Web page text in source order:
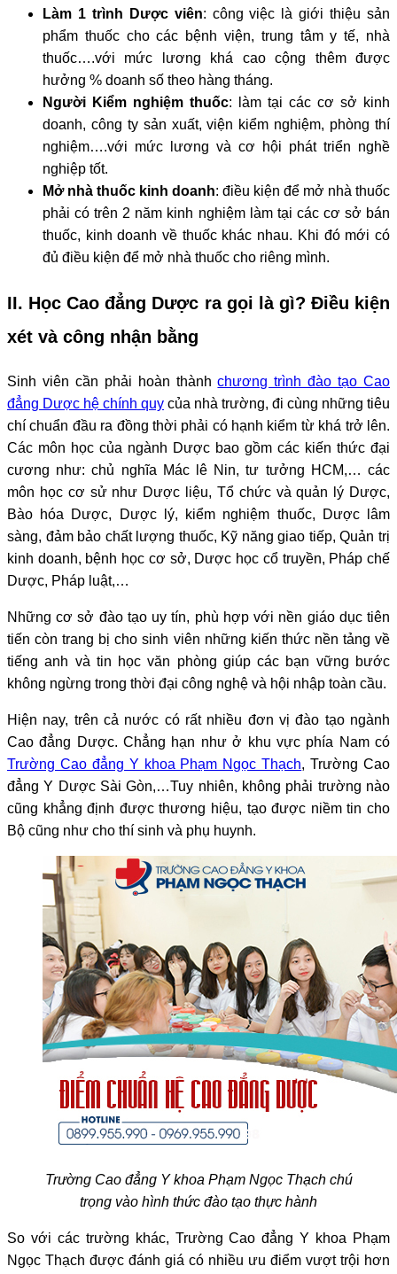
Làm 1 trình Dược viên: công việc là giới thiệu sản
phẩm thuốc cho các bệnh viện, trung tâm y tế, nhà
thuốc….với mức lương khá cao cộng thêm được
hưởng % doanh số theo hàng tháng.
Người Kiểm nghiệm thuốc: làm tại các cơ sở kinh
doanh, công ty sản xuất, viện kiểm nghiệm, phòng thí
nghiệm….với mức lương và cơ hội phát triển nghề
nghiệp tốt.
Mở nhà thuốc kinh doanh: điều kiện để mở nhà thuốc
phải có trên 2 năm kinh nghiệm làm tại các cơ sở bán
thuốc, kinh doanh về thuốc khác nhau. Khi đó mới có
đủ điều kiện để mở nhà thuốc cho riêng mình.
II. Học Cao đẳng Dược ra gọi là gì? Điều kiện
xét và công nhận bằng
Sinh viên cần phải hoàn thànhchương trình đào tạo Cao
đẳng Dược hệ chính quy của nhà trường, đi cùng những tiêu
chí chuẩn đầu ra đồng thời phải có hạnh kiểm từ khá trở lên.
Các môn học của ngành Dược bao gồm các kiến thức đại
cương như: chủ nghĩa Mác lê Nin, tư tưởng HCM,… các
môn học cơ sử như Dược liệu, Tổ chức và quản lý Dược,
Bào hóa Dược, Dược lý, kiểm nghiệm thuốc, Dược lâm
sàng, đảm bảo chất lượng thuốc, Kỹ năng giao tiếp, Quản trị
kinh doanh, bệnh học cơ sở, Dược học cổ truyền, Pháp chế
Dược, Pháp luật,…
Những cơ sở đào tạo uy tín, phù hợp với nền giáo dục tiên
tiến còn trang bị cho sinh viên những kiến thức nền tảng về
tiếng anh và tin học văn phòng giúp các bạn vững bước
không ngừng trong thời đại công nghệ và hội nhập toàn cầu.
Hiện nay, trên cả nước có rất nhiều đơn vị đào tạo ngành
Cao đẳng Dược. Chẳng hạn như ở khu vực phía Nam có
Trường Cao đẳng Y khoa Phạm Ngọc Thạch, Trường Cao
đẳng Y Dược Sài Gòn,…Tuy nhiên, không phải trường nào
cũng khẳng định được thương hiệu, tạo được niềm tin cho
Bộ cũng như cho thí sinh và phụ huynh.
Trường Cao đẳng Y khoa Phạm Ngọc Thạch chú
trọng vào hình thức đào tạo thực hành
So với các trường khác, Trường Cao đẳng Y khoa Phạm
Ngọc Thạch được đánh giá có nhiều ưu điểm vượt trội hơn